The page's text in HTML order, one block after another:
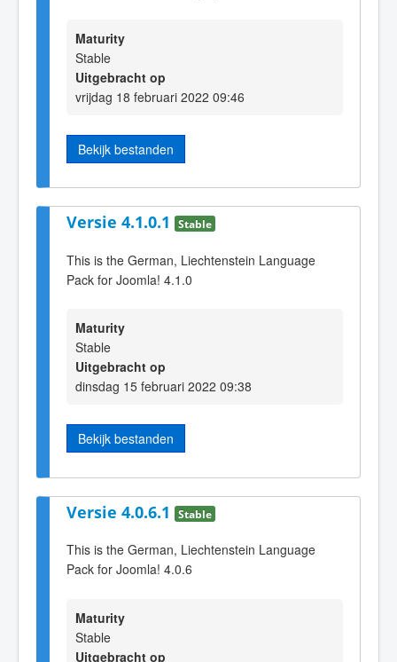
Maturity
Stable
Uitgebracht op
vrijdag 18 februari 2022 09:46
Bekijk bestanden
Versie 4.1.0.1 Stable
This is the German, Liechtenstein Language
Pack for Joomla! 4.1.0
Maturity
Stable
Uitgebracht op
dinsdag 15 februari 2022 09:38
Bekijk bestanden
Versie 4.0.6.1 Stable
This is the German, Liechtenstein Language
Pack for Joomla! 4.0.6
Maturity
Stable
Uitgebracht op